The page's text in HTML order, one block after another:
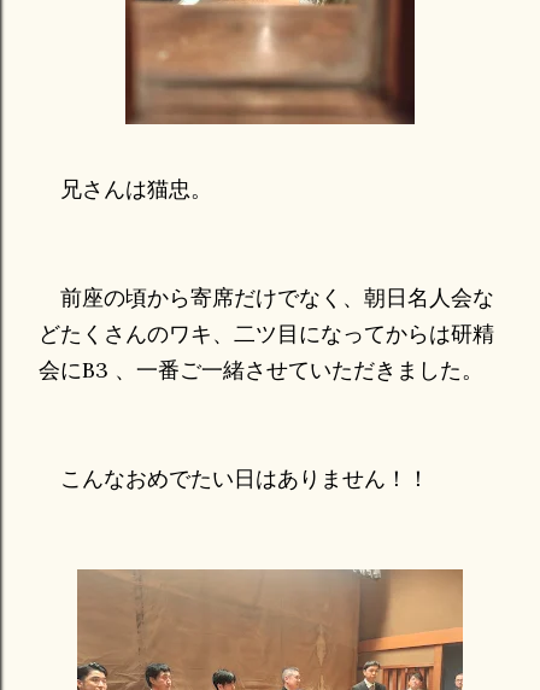
兄さんは猫忠。
前座の頃から寄席だけでなく、朝日名人会な
どたくさんのワキ、二ツ目になってからは研精
会にB3 、一番ご一緒させていただきました。
こんなおめでたい日はありません！！